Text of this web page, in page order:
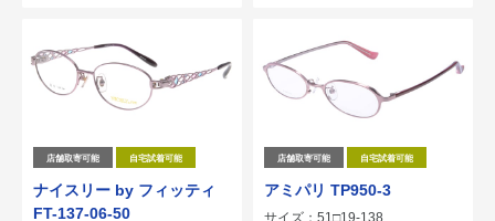
店舗取寄可能 自宅試着可能
ナイスリー by フィッティ
FT-137-06-50
店舗取寄可能 自宅試着可能
アミパリ TP950-3